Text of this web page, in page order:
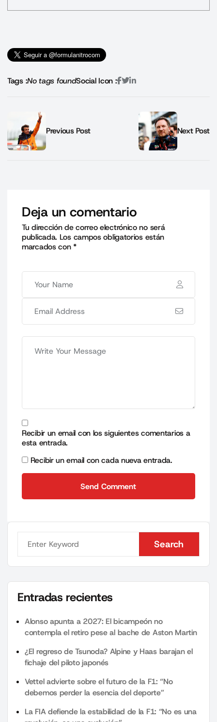
Tags :No tags foundSocial Icon :
Previous Post Next Post
Deja un comentario
Tu dirección de correo electrónico no será
publicada. Los campos obligatorios están
marcados con*
Recibir un email con los siguientes comentarios a
esta entrada.
Recibir un email con cada nueva entrada.
Send Comment
Search
Search
Entradas recientes
Alonso apunta a 2027: El bicampeón no
contempla el retiro pese al bache de Aston Martin
¿El regreso de Tsunoda? Alpine y Haas barajan el
fichaje del piloto japonés
Vettel advierte sobre el futuro de la F1: “No
debemos perder la esencia del deporte”
La FIA defiende la estabilidad de la F1: “No es una